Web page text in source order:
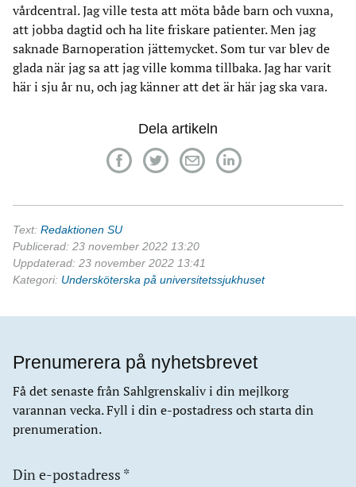
vårdcentral. Jag ville testa att möta både barn och vuxna,
att jobba dagtid och ha lite friskare patienter. Men jag
saknade Barnoperation jättemycket. Som tur var blev de
glada när jag sa att jag ville komma tillbaka. Jag har varit
här i sju år nu, och jag känner att det är här jag ska vara.
Dela artikeln
Text: Redaktionen SU
Publicerad: 23 november 2022 13:20
Uppdaterad: 23 november 2022 13:41
Kategori: Undersköterska på universitetssjukhuset
Prenumerera på nyhetsbrevet
Få det senaste från Sahlgrenskaliv i din mejlkorg
varannan vecka. Fyll i din e-postadress och starta din
prenumeration.
Din e-postadress *